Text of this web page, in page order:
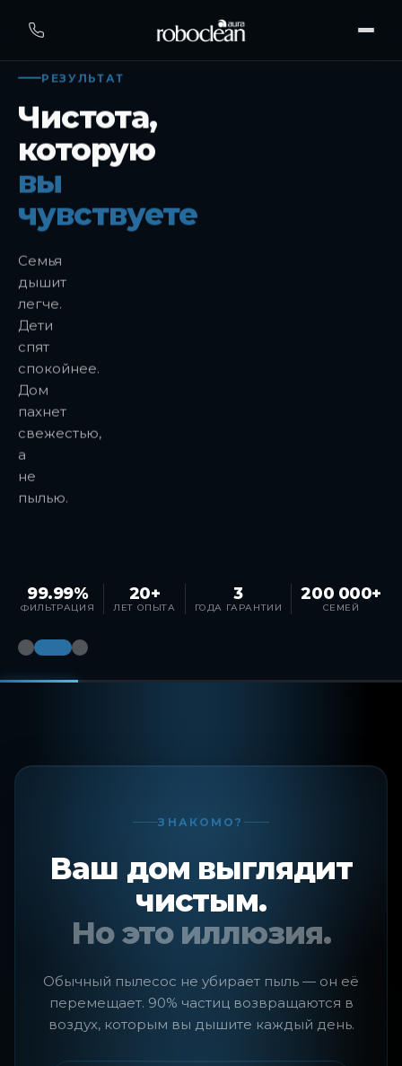
РЕЗУЛЬТАТ
Чистота,
которую
вы
чувствуете
Семья
дышит
легче.
Дети
спят
спокойнее.
Дом
пахнет
свежестью,
а
не
пылью.
99.99%
ФИЛЬТРАЦИЯ
20+
ЛЕТ ОПЫТА
3
ГОДА ГАРАНТИИ
200 000+
СЕМЕЙ
ЗНАКОМО?
Ваш дом выглядит
чистым.
Но это иллюзия.
Обычный пылесос не убирает пыль — он её
перемещает. 90% частиц возвращаются в
воздух, которым вы дышите каждый день.